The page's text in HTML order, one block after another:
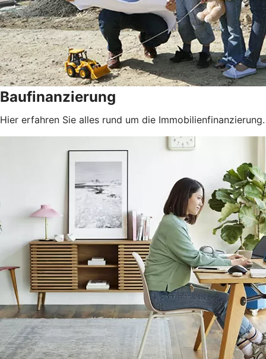
Baufinanzierung
Hier erfahren Sie alles rund um die Immobilienfinanzierung.